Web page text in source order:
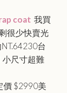
coat 我買
很少快賣光
台
小尺寸超難
價 $2990美